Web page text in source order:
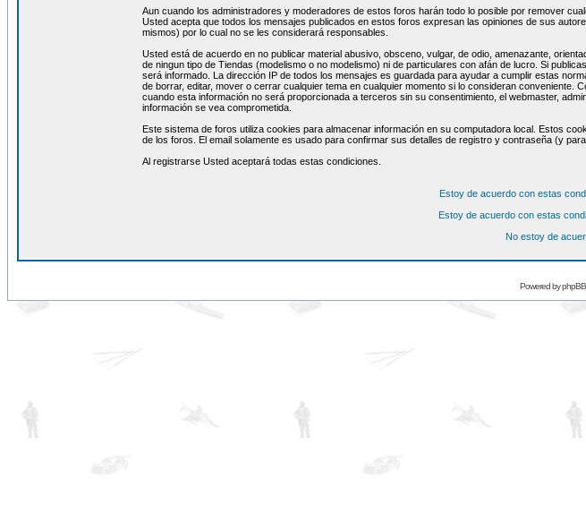
Aun cuando los administradores y moderadores de estos foros harán todo lo posible por remover
Usted acepta que todos los mensajes publicados en estos foros expresan las opiniones de sus
mismos) por lo cual no se les considerará responsables.
Usted está de acuerdo en no publicar material abusivo, obsceno, vulgar, de odio, amenazante,
de ningun tipo de Tiendas (modelismo o no modelismo) ni de particulares con afán de lucro. Si
será informado. La dirección IP de todos los mensajes es guardada para ayudar a cumplir estas
de borrar, editar, mover o cerrar cualquier tema en cualquier momento si lo consideran conveniente.
cuando esta información no será proporcionada a terceros sin su consentimiento, el webmaster,
información se vea comprometida.
Este sistema de foros utiliza cookies para almacenar información en su computadora local. Estos
de los foros. El email solamente es usado para confirmar sus detalles de registro y contraseña (y
Al registrarse Usted aceptará todas estas condiciones.
Estoy de acuerdo con estas
Estoy de acuerdo con estas
No estoy de
Powered byphpBB